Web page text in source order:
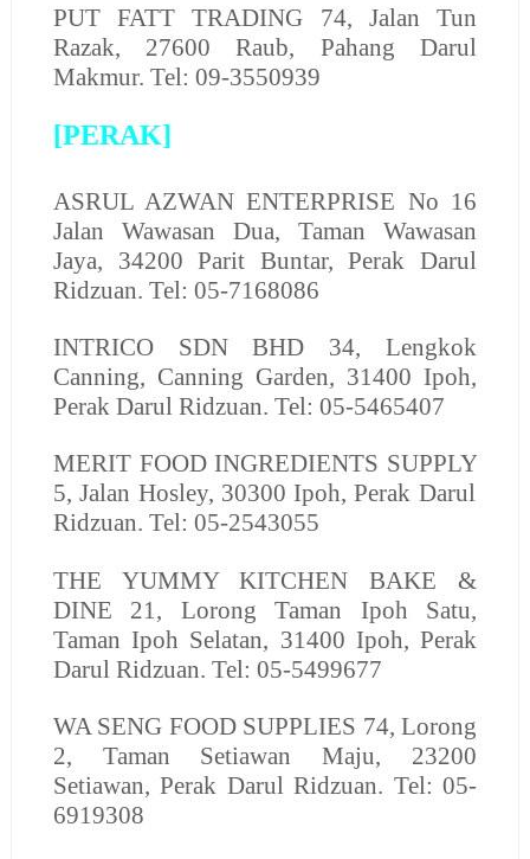
PUT FATT TRADING 74, Jalan Tun
Razak, 27600 Raub, Pahang Darul
Makmur. Tel: 09-3550939
[PERAK]
ASRUL AZWAN ENTERPRISE No 16
Jalan Wawasan Dua, Taman Wawasan
Jaya, 34200 Parit Buntar, Perak Darul
Ridzuan. Tel: 05-7168086
INTRICO SDN BHD 34, Lengkok
Canning, Canning Garden, 31400 Ipoh,
Perak Darul Ridzuan. Tel: 05-5465407
MERIT FOOD INGREDIENTS SUPPLY
5, Jalan Hosley, 30300 Ipoh, Perak Darul
Ridzuan. Tel: 05-2543055
THE YUMMY KITCHEN BAKE &
DINE 21, Lorong Taman Ipoh Satu,
Taman Ipoh Selatan, 31400 Ipoh, Perak
Darul Ridzuan. Tel: 05-5499677
WA SENG FOOD SUPPLIES 74, Lorong
2, Taman Setiawan Maju, 23200
Setiawan, Perak Darul Ridzuan. Tel: 05-
6919308